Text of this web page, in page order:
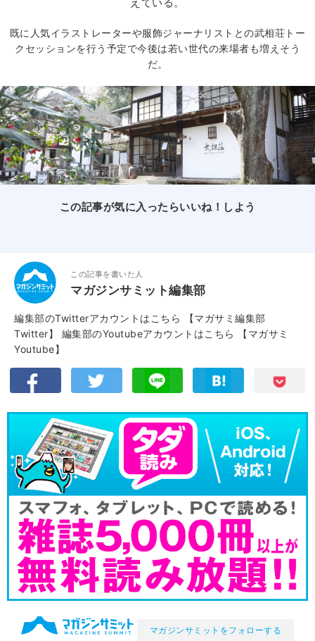
えている。
既に人気イラストレーターや服飾ジャーナリストとの武相荘トー
クセッションを行う予定で今後は若い世代の来場者も増えそう
だ。
この記事が気に入ったらいいね！しよう
この記事を書いた人
マガジンサミット編集部
編集部のTwitterアカウントはこちら
【マガサミ編集部
Twitter】
編集部のYoutubeアカウントはこちら
【マガサミ
Youtube】
マガジンサミットをフォローする